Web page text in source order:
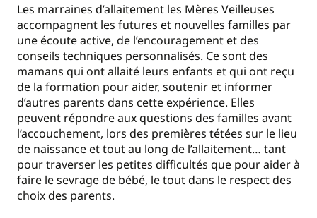
Les marraines d’allaitement les Mères Veilleuses
accompagnent les futures et nouvelles familles par
une écoute active, de l’encouragement et des
conseils techniques personnalisés. Ce sont des
mamans qui ont allaité leurs enfants et qui ont reçu
de la formation pour aider, soutenir et informer
d’autres parents dans cette expérience. Elles
peuvent répondre aux questions des familles avant
l’accouchement, lors des premières tétées sur le lieu
de naissance et tout au long de l’allaitement… tant
pour traverser les petites difficultés que pour aider à
faire le sevrage de bébé, le tout dans le respect des
choix des parents.